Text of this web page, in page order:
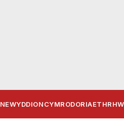
NEWYDDIONCYMRODORIAETH